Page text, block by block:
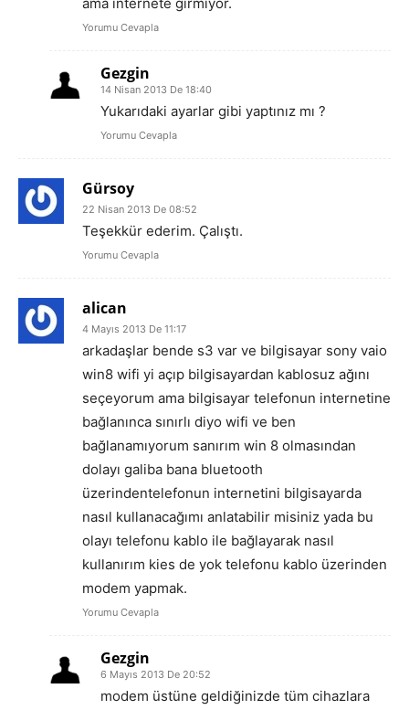
Yorumu Cevapla
Gezgin
14 Nisan 2013 De 18:40
Yukarıdaki ayarlar gibi yaptınız mı ?
Yorumu Cevapla
Gürsoy
22 Nisan 2013 De 08:52
Teşekkür ederim. Çalıştı.
Yorumu Cevapla
alican
4 Mayıs 2013 De 11:17
arkadaşlar bende s3 var ve bilgisayar sony vaio
win8 wifi yi açıp bilgisayardan kablosuz ağını
seçeyorum ama bilgisayar telefonun internetine
bağlanınca sınırlı diyo wifi ve ben
bağlanamıyorum sanırım win 8 olmasından
dolayı galiba bana bluetooth
üzerindentelefonun internetini bilgisayarda
nasıl kullanacağımı anlatabilir misiniz yada bu
olayı telefonu kablo ile bağlayarak nasıl
kullanırım kies de yok telefonu kablo üzerinden
modem yapmak.
Yorumu Cevapla
Gezgin
6 Mayıs 2013 De 20:52
modem üstüne geldiğinizde tüm cihazlara